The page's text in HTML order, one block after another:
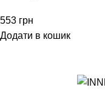
553 грн
Додати в кошик